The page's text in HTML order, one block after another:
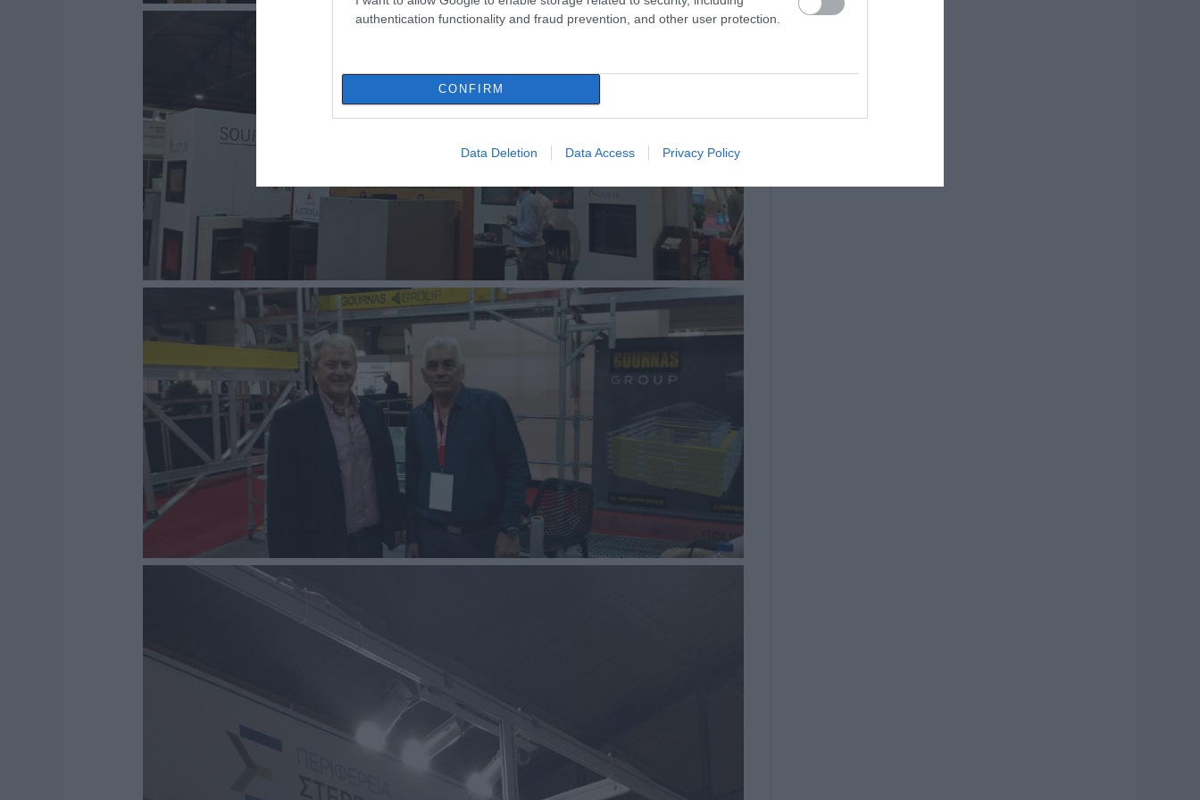
authentication functionality and fraud prevention, and other user protection.
CONFIRM
Data Deletion Data Access Privacy Policy